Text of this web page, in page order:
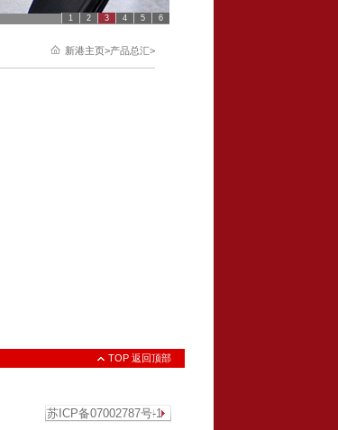
1 2 3 4 5 6
新港主页>产品总汇>
TOP 返回顶部